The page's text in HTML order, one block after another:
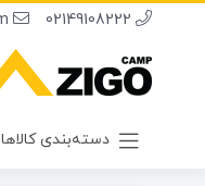
02149108222
info@zigocamp.com
دسته‌بندی کالاها